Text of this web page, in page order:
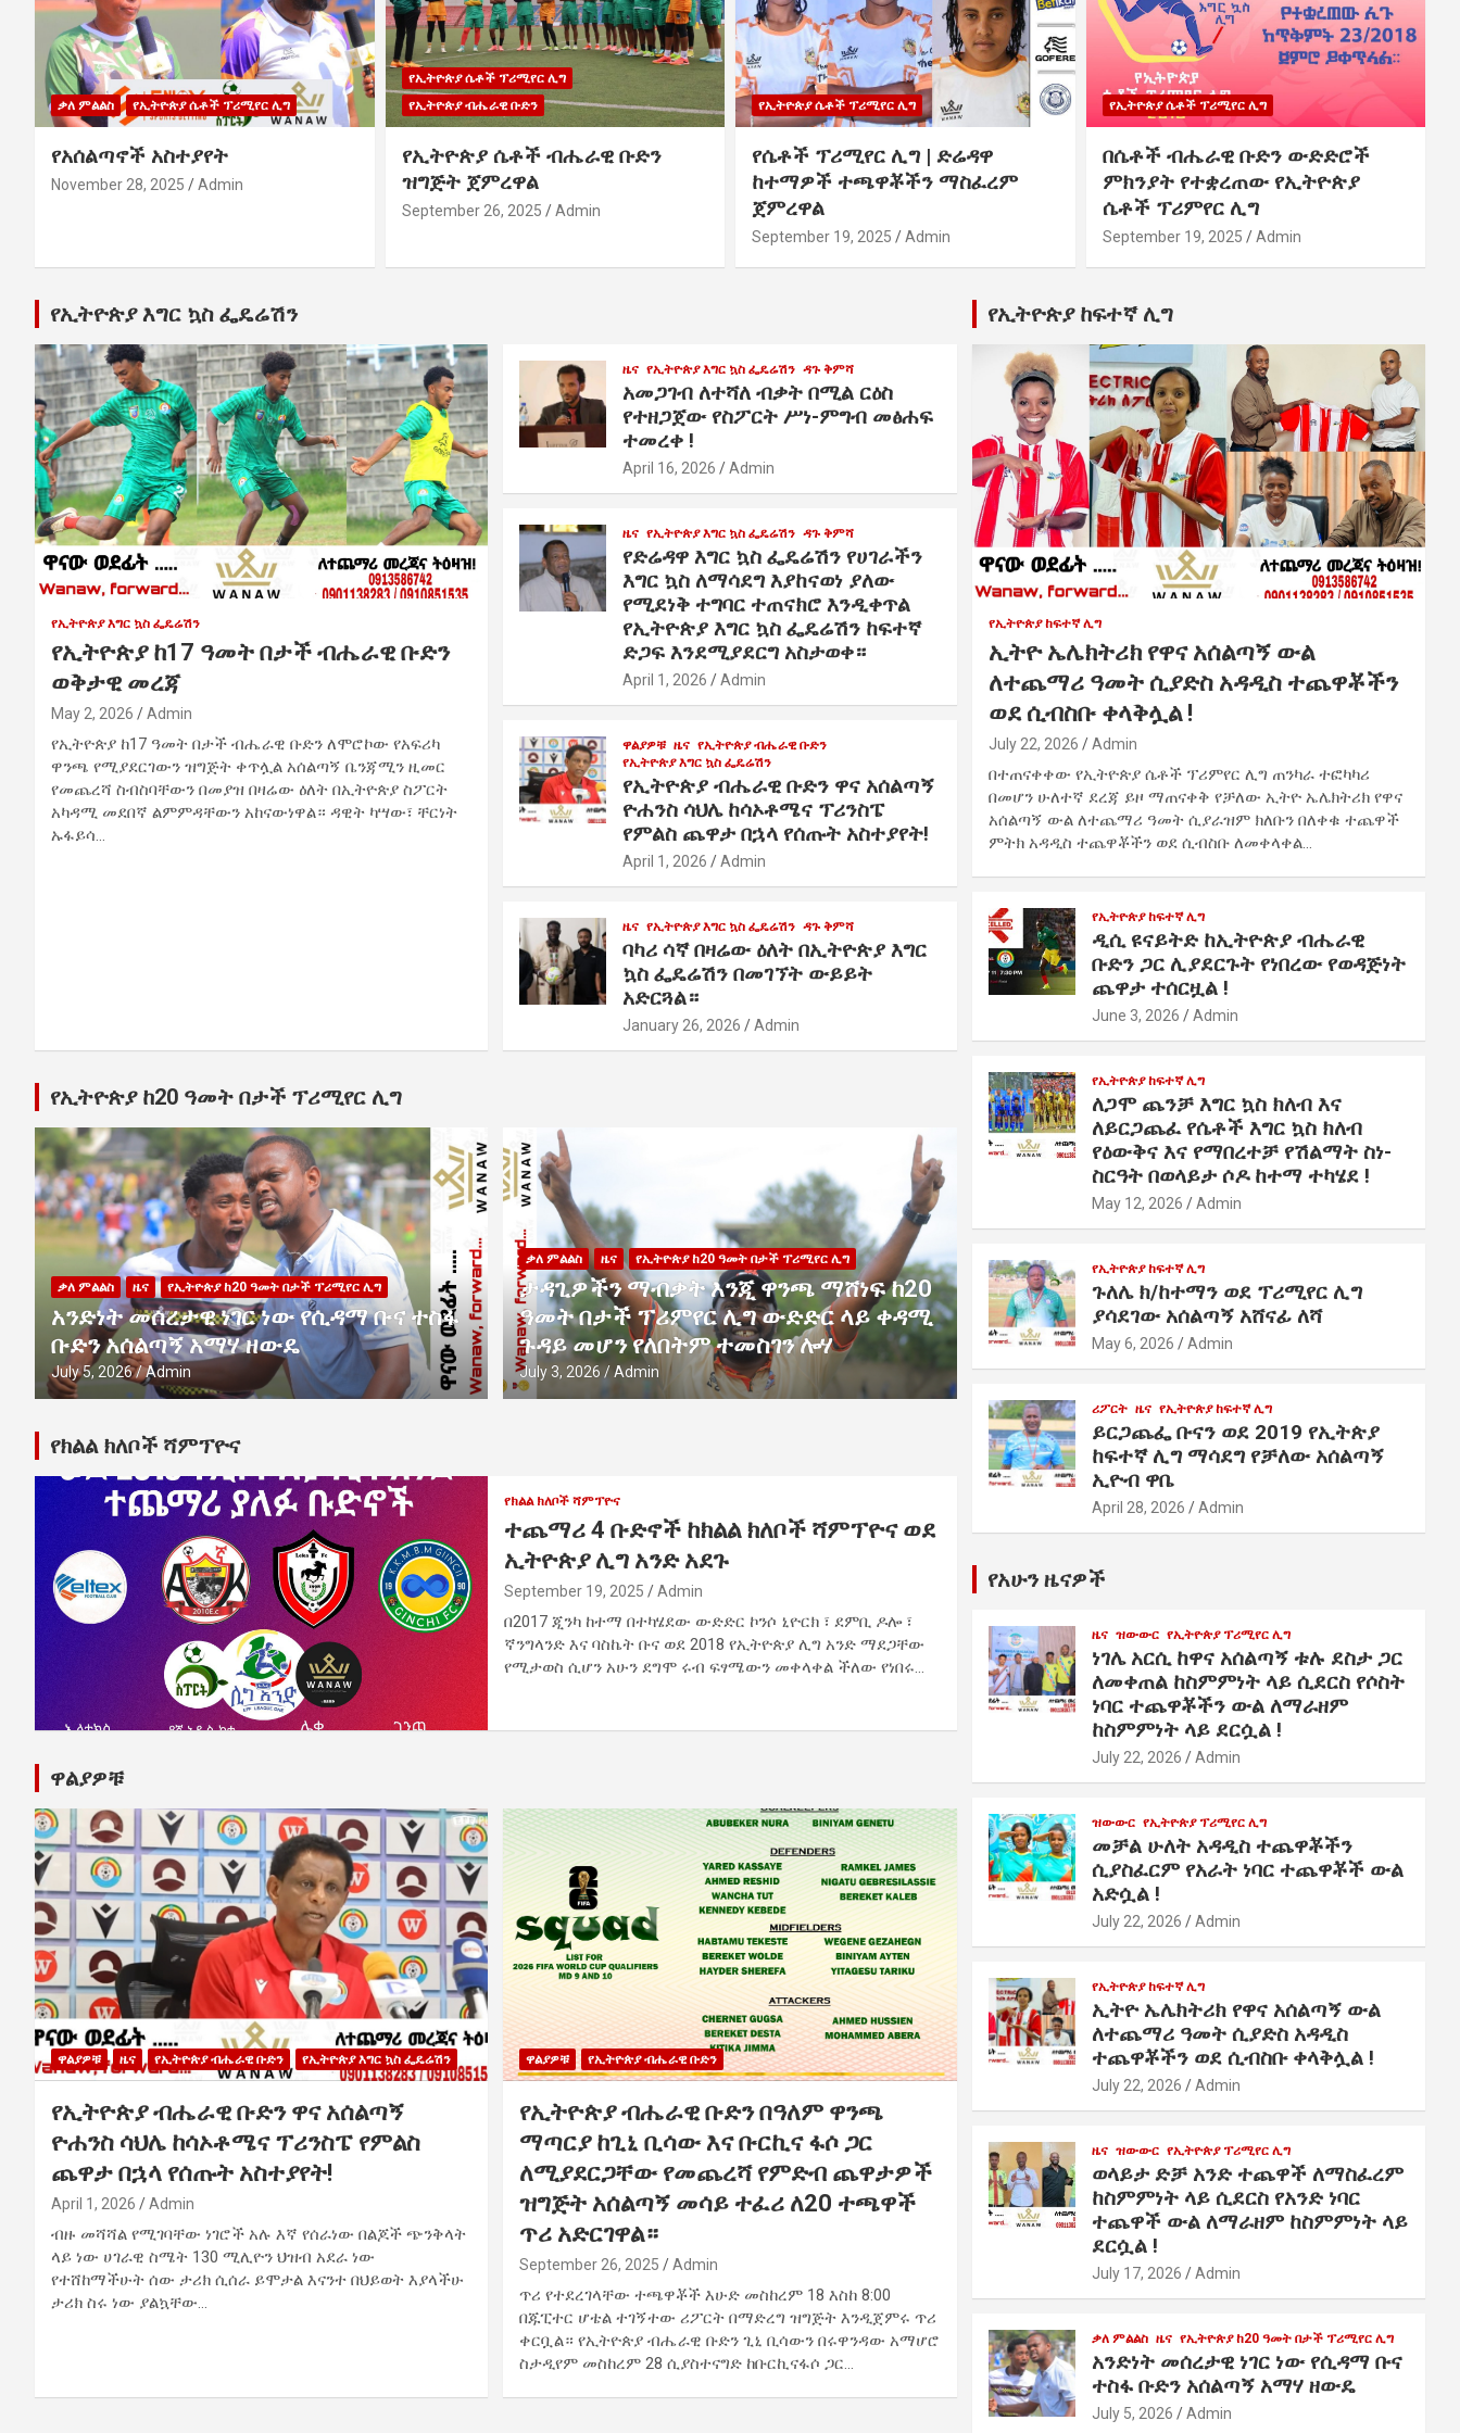
ቃለ ምልልስ የኢትዮጵያ ሴቶች ፕሪሚየር ሊግ
የአሰልጣኖች አስተያየት
November 28, 2025 Admin
የኢትዮጵያ ሴቶች ፕሪሚየር ሊግ
የኢትዮጵያ ብሔራዊ ቡድን
የኢትዮጵያ ሴቶች ብሔራዊ ቡድን
ዝግጅት ጀምረዋል
September 26, 2025 Admin
የኢትዮጵያ ሴቶች ፕሪሚየር ሊግ
የሴቶች ፕሪሚየር ሊግ | ድሬዳዋ
ከተማዎች ተጫዋቾችን ማስፈረም
ጀምረዋል
September 19, 2025 Admin
የኢትዮጵያ ሴቶች ፕሪሚየር ሊግ
በሴቶች ብሔራዊ ቡድን ውድድሮች
ምክንያት የተቋረጠው የኢትዮጵያ
ሴቶች ፕሪምየር ሊግ
September 19, 2025 Admin
የኢትዮጵያ እግር ኳስ ፌዴሬሽን
የኢትዮጵያ እግር ኳስ ፌዴሬሽን
የኢትዮጵያ ከ17 ዓመት በታች ብሔራዊ ቡድን
ወቅታዊ መረጃ
May 2, 2026 Admin
የኢትዮጵያ ከ17 ዓመት በታች ብሔራዊ ቡድን ለሞሮኮው የአፍሪካ
ዋንጫ የሚያደርገውን ዝግጅት ቀጥሏል አሰልጣኝ ቤንጃሚን ዚመር
የመጨረሻ ስብስባቸውን በመያዝ በዛሬው ዕለት በኢትዮጵያ ስፖርት
አካዳሚ መደበኛ ልምምዳቸውን አከናውነዋል። ዳዊት ካሣው፣ ቸርነት
ኡፋይሳ…
ዜና የኢትዮጵያ እግር ኳስ ፌዴሬሽን ዳጉ ቅምሻ
አመጋገብ ለተሻለ ብቃት በሚል ርዕስ
የተዘጋጀው የስፖርት ሥነ-ምግብ መፅሐፍ
ተመረቀ !
April 16, 2026 Admin
ዜና የኢትዮጵያ እግር ኳስ ፌዴሬሽን ዳጉ ቅምሻ
​የድሬዳዋ እግር ኳስ ፌዴሬሽን የሀገራችን
እግር ኳስ ለማሳደግ እያከናወነ ያለው
የሚደነቅ ተግባር ተጠናክሮ እንዲቀጥል
የኢትዮጵያ እግር ኳስ ፌዴሬሽን ከፍተኛ
ድጋፍ እንደሚያደርግ አስታወቀ።
April 1, 2026 Admin
ዋልያዎቹ ዜና የኢትዮጵያ ብሔራዊ ቡድን
የኢትዮጵያ እግር ኳስ ፌዴሬሽን
የኢትዮጵያ ብሔራዊ ቡድን ዋና አሰልጣኝ
ዮሐንስ ሳህሌ ከሳኦቶሜና ፕሪንስፔ
የምልስ ጨዋታ በኋላ የሰጡት አስተያየት!
April 1, 2026 Admin
ዜና የኢትዮጵያ እግር ኳስ ፌዴሬሽን ዳጉ ቅምሻ
ባካሪ ሳኛ በዛሬው ዕለት በኢትዮጵያ እግር
ኳስ ፌዴሬሽን በመገኘት ውይይት
አድርጓል።
January 26, 2026 Admin
የኢትዮጵያ ከ20 ዓመት በታች ፕሪሚየር ሊግ
ቃለ ምልልስ ዜና የኢትዮጵያ ከ20 ዓመት በታች ፕሪሚየር ሊግ
አንድነት መሰረታዊ ነገር ነው የሲዳማ ቡና ተስፋ
ቡድን አሰልጣኝ አማሃ ዘውዴ
July 5, 2026 Admin
ቃለ ምልልስ ዜና የኢትዮጵያ ከ20 ዓመት በታች ፕሪሚየር ሊግ
ታዳጊዎችን ማብቃት እንጂ ዋንጫ ማሸነፍ ከ20
ዓመት በታች ፕሪምየር ሊግ ውድድር ላይ ቀዳሚ
ጉዳይ መሆን የለበትም ተመስገን ሎሃ
July 3, 2026 Admin
የክልል ክለቦች ሻምፕዮና
የክልል ክለቦች ሻምፕዮና
ተጨማሪ 4 ቡድኖች ከክልል ክለቦች ሻምፕዮና ወደ
ኢትዮጵያ ሊግ አንድ አደጉ
September 19, 2025 Admin
በ2017 ጂንካ ከተማ በተካሄደው ውድድር ኮንሶ ኒዮርክ ፣ ደምቢ ዶሎ ፣
ኛንግላንድ እና ባስኬት ቡና ወደ 2018 የኢትዮጵያ ሊግ አንድ ማደጋቸው
የሚታወስ ሲሆን አሁን ደግሞ ሩብ ፍፃሜውን መቀላቀል ችለው የነበሩ…
ዋልያዎቹ
ዋልያዎቹ ዜና የኢትዮጵያ ብሔራዊ ቡድን የኢትዮጵያ እግር ኳስ ፌዴሬሽን
የኢትዮጵያ ብሔራዊ ቡድን ዋና አሰልጣኝ
ዮሐንስ ሳህሌ ከሳኦቶሜና ፕሪንስፔ የምልስ
ጨዋታ በኋላ የሰጡት አስተያየት!
April 1, 2026 Admin
ብዙ መሻሻል የሚገባቸው ነገሮች አሉ እኛ የሰራነው በልጆች ጭንቅላት
ላይ ነው ሀገራዊ ስሜት 130 ሚሊዮን ህዝብ አደራ ነው
የተሸከማችሁት ሰው ታሪክ ሲሰራ ይሞታል እናንተ በህይወት እያላችሁ
ታሪክ ስሩ ነው ያልኳቸው…
ዋልያዎቹ የኢትዮጵያ ብሔራዊ ቡድን
የኢትዮጵያ ብሔራዊ ቡድን በዓለም ዋንጫ
ማጣርያ ከጊኒ ቢሳው እና ቡርኪና ፋሶ ጋር
ለሚያደርጋቸው የመጨረሻ የምድብ ጨዋታዎች
ዝግጅት አሰልጣኝ መሳይ ተፈሪ ለ20 ተጫዋች
ጥሪ አድርገዋል።
September 26, 2025 Admin
ጥሪ የተደረገላቸው ተጫዋቾች እሁድ መስከረም 18 እስከ 8:00
በጁፒተር ሆቴል ተገኝተው ሪፖርት በማድረግ ዝግጅት እንዲጀምሩ ጥሪ
ቀርቧል። የኢትዮጵያ ብሔራዊ ቡድን ጊኒ ቢሳውን በሩዋንዳው አማሆሮ
ስታዲየም መስከረም 28 ሲያስተናግድ ከቡርኪናፋሶ ጋር…
የኢትዮጵያ ከፍተኛ ሊግ
የኢትዮጵያ ከፍተኛ ሊግ
ኢትዮ ኤሌክትሪክ የዋና አሰልጣኝ ውል
ለተጨማሪ ዓመት ሲያድስ አዳዲስ ተጨዋቾችን
ወደ ሲብስቡ ቀላቅሏል !
July 22, 2026 Admin
በተጠናቀቀው የኢትዮጵያ ሴቶች ፕሪምየር ሊግ ጠንካራ ተፎካካሪ
በመሆን ሁለተኛ ደረጃ ይዞ ማጠናቀቅ የቻለው ኢትዮ ኤሌክትሪክ የዋና
አሰልጣኝ ውል ለተጨማሪ ዓመት ሲያራዝም ክለቡን በለቀቁ ተጨዋች
ምትክ አዳዲስ ተጨዋቾችን ወደ ሲብስቡ ለመቀላቀል…
የኢትዮጵያ ከፍተኛ ሊግ
ዲሲ ዩናይትድ ከኢትዮጵያ ብሔራዊ
ቡድን ጋር ሊያደርጉት የነበረው የወዳጅነት
ጨዋታ ተሰርዟል !
June 3, 2026 Admin
የኢትዮጵያ ከፍተኛ ሊግ
ለጋሞ ጨንቻ እግር ኳስ ክለብ እና
ለይርጋጨፈ የሴቶች እግር ኳስ ክለብ
የዕውቅና እና የማበረተቻ የሽልማት ስነ-
ስርዓት በወላይታ ሶዶ ከተማ ተካሄደ !
May 12, 2026 Admin
የኢትዮጵያ ከፍተኛ ሊግ
ጉለሌ ክ/ከተማን ወደ ፕሪሚየር ሊግ
ያሳደገው አሰልጣኝ አሸናፊ ለሻ
May 6, 2026 Admin
ሪፖርት ዜና የኢትዮጵያ ከፍተኛ ሊግ
ይርጋጨፌ ቡናን ወደ 2019 የኢትጵያ
ከፍተኛ ሊግ ማሳደግ የቻለው አሰልጣኝ
ኢዮብ ዋቤ
April 28, 2026 Admin
የአሁን ዜናዎች
ዜና ዝውውር የኢትዮጵያ ፕሪሚየር ሊግ
ነገሌ አርሲ ከዋና አሰልጣኝ ቱሉ ደስታ ጋር
ለመቀጠል ከስምምነት ላይ ሲደርስ የሶስት
ነባር ተጨዋቾችን ውል ለማራዘም
ከስምምነት ላይ ደርሷል !
July 22, 2026 Admin
ዝውውር የኢትዮጵያ ፕሪሚየር ሊግ
መቻል ሁለት አዳዲስ ተጨዋቾችን
ሲያስፈርም የአራት ነባር ተጨዋቾች ውል
አድሷል !
July 22, 2026 Admin
የኢትዮጵያ ከፍተኛ ሊግ
ኢትዮ ኤሌክትሪክ የዋና አሰልጣኝ ውል
ለተጨማሪ ዓመት ሲያድስ አዳዲስ
ተጨዋቾችን ወደ ሲብስቡ ቀላቅሏል !
July 22, 2026 Admin
ዜና ዝውውር የኢትዮጵያ ፕሪሚየር ሊግ
ወላይታ ድቻ አንድ ተጨዋች ለማስፈረም
ከስምምነት ላይ ሲደርስ የአንድ ነባር
ተጨዋች ውል ለማራዘም ከስምምነት ላይ
ደርሷል !
July 17, 2026 Admin
ቃለ ምልልስ ዜና የኢትዮጵያ ከ20 ዓመት በታች ፕሪሚየር ሊግ
አንድነት መሰረታዊ ነገር ነው የሲዳማ ቡና
ተስፋ ቡድን አሰልጣኝ አማሃ ዘውዴ
July 5, 2026 Admin